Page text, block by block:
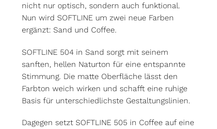
nicht nur optisch, sondern auch funktional.
Nun wird SOFTLINE um zwei neue Farben
ergänzt: Sand und Coffee.
SOFTLINE 504 in Sand sorgt mit seinem
sanften, hellen Naturton für eine entspannte
Stimmung. Die matte Oberfläche lässt den
Farbton weich wirken und schafft eine ruhige
Basis für unterschiedlichste Gestaltungslinien.
Dagegen setzt SOFTLINE 505 in Coffee auf eine